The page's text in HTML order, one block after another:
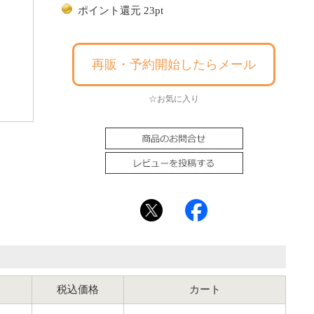
ポイント還元 23pt
再販・予約開始したらメール
☆お気に入り
税込価格 カート